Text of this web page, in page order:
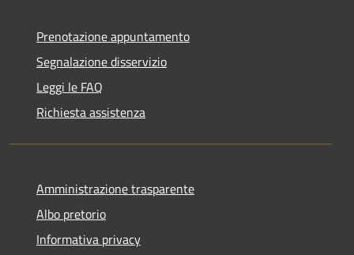
Prenotazione appuntamento
Segnalazione disservizio
Leggi le FAQ
Richiesta assistenza
Amministrazione trasparente
Albo pretorio
Informativa privacy